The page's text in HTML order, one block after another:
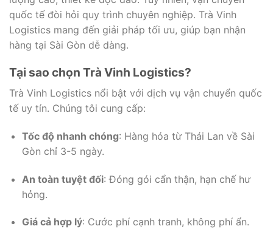
quốc tế đòi hỏi quy trình chuyên nghiệp. Trà Vinh
Logistics mang đến giải pháp tối ưu, giúp bạn nhận
hàng tại Sài Gòn dễ dàng.
Tại sao chọn Trà Vinh Logistics?
Trà Vinh Logistics nổi bật với dịch vụ vận chuyển quốc
tế uy tín. Chúng tôi cung cấp:
Tốc độ nhanh chóng: Hàng hóa từ Thái Lan về Sài
Gòn chỉ 3-5 ngày.
An toàn tuyệt đối: Đóng gói cẩn thận, hạn chế hư
hỏng.
Giá cả hợp lý: Cước phí cạnh tranh, không phí ẩn.